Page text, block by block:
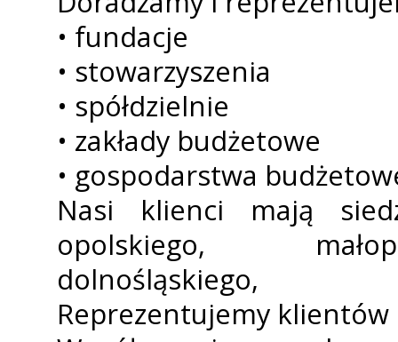
• fundacje
• stowarzyszenia
• spółdzielnie
• zakłady budżetowe
• gospodarstwa
Nasi klienci mają
opolskiego,
dolnośląskiego,
Reprezentujemy klientów